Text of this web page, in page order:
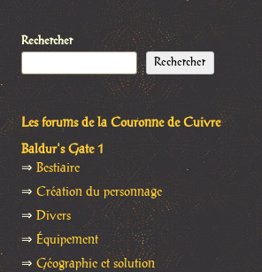
Rechercher
Rechercher
Les forums de la Couronne de Cuivre
Baldur's Gate 1
⇒ Bestiaire
⇒ Création du personnage
⇒ Divers
⇒ Équipement
⇒ Géographie et solution